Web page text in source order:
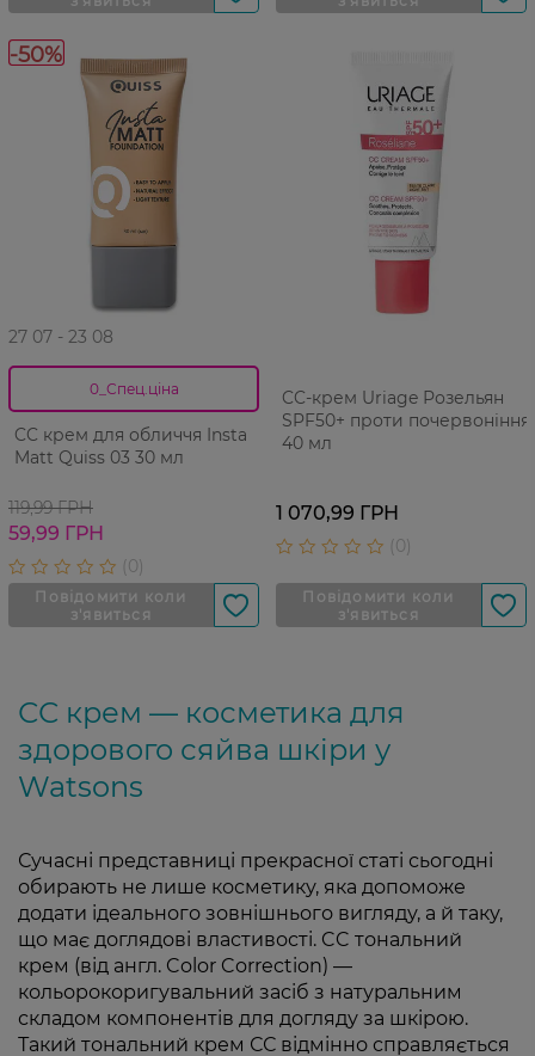
-50%
27 07 - 23 08
0_Спец.ціна
CC крем для обличчя Insta
Matt Quiss 03 30 мл
119,99 ГРН
59,99 ГРН
CC-крем Uriage Розельян
SPF50+ проти почервоніння
40 мл
1 070,99 ГРН
СС крем — косметика для
здорового сяйва шкіри у
Watsons
Сучасні представниці прекрасної статі сьогодні
обирають не лише косметику, яка допоможе
додати ідеального зовнішнього вигляду, а й таку,
що має доглядові властивості. CC тональний
крем (від англ. Color Correction) —
кольорокоригувальний засіб з натуральним
складом компонентів для догляду за шкірою.
Такий тональний крем СС відмінно справляється